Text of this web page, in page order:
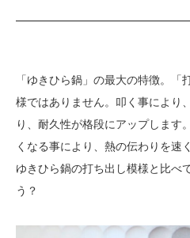
「ゆきひら鍋」の最大の特徴。
様ではありません。叩く事により
り、耐久性が格段にアップします
くなる事により、熱の伝わりを速
ゆきひら鍋の打ち出し模様と比べ
う？